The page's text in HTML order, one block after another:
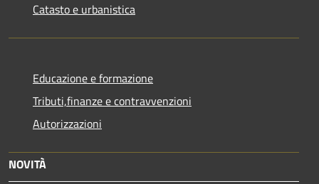
Catasto e urbanistica
Educazione e formazione
Tributi,finanze e contravvenzioni
Autorizzazioni
NOVITÀ